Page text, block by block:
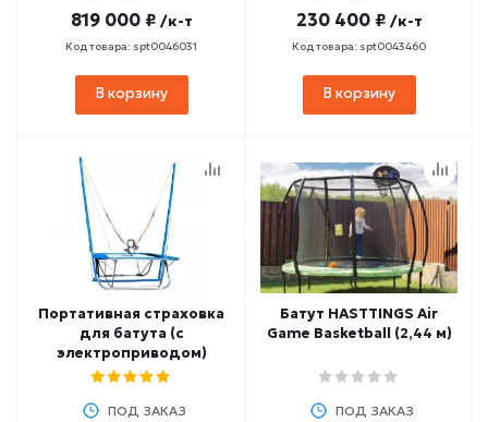
819 000 ₽ /к-т
Код товара: spt0046031
В корзину
230 400 ₽ /к-т
Код товара: spt0043460
В корзину
Портативная страховка
для батута (с
электроприводом)
ПОД ЗАКАЗ
Батут HASTTINGS Air
Game Basketball (2,44 м)
ПОД ЗАКАЗ